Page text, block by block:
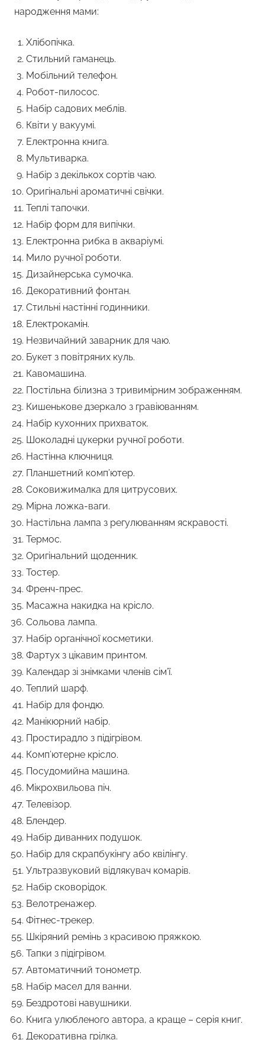
народження мами:
Хлібопічка.
Стильний гаманець.
Мобільний телефон.
Робот-пилосос.
Набір садових меблів.
Квіти у вакуумі.
Електронна книга.
Мультиварка.
Набір з декількох сортів чаю.
Оригінальні ароматичні свічки.
Теплі тапочки.
Набір форм для випічки.
Електронна рибка в акваріумі.
Мило ручної роботи.
Дизайнерська сумочка.
Декоративний фонтан.
Стильні настінні годинники.
Електрокамін.
Незвичайний заварник для чаю.
Букет з повітряних куль.
Кавомашина.
Постільна білизна з тривимірним зображенням.
Кишенькове дзеркало з гравіюванням.
Набір кухонних прихваток.
Шоколадні цукерки ручної роботи.
Настінна ключниця.
Планшетний комп’ютер.
Соковижималка для цитрусових.
Мірна ложка-ваги.
Настільна лампа з регулюванням яскравості.
Термос.
Оригінальний щоденник.
Тостер.
Френч-прес.
Масажна накидка на крісло.
Сольова лампа.
Набір органічної косметики.
Фартух з цікавим принтом.
Календар зі знімками членів сім’ї.
Теплий шарф.
Набір для фондю.
Манікюрний набір.
Простирадло з підігрівом.
Комп’ютерне крісло.
Посудомийна машина.
Мікрохвильова піч.
Телевізор.
Блендер.
Набір диванних подушок.
Набір для скрапбукінгу або квілінгу.
Ультразвуковий відлякувач комарів.
Набір сковорідок.
Велотренажер.
Фітнес-трекер.
Шкіряний ремінь з красивою пряжкою.
Тапки з підігрівом.
Автоматичний тонометр.
Набір масел для ванни.
Бездротові навушники.
Книга улюбленого автора, а краще – серія книг.
Декоративна грілка.